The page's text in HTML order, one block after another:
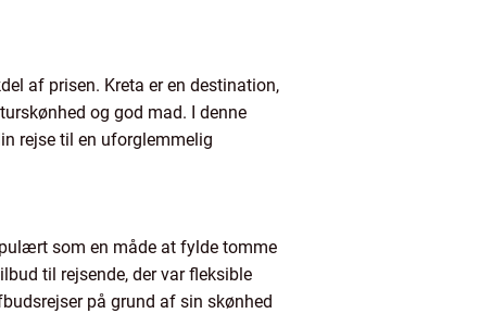
af prisen. Kreta er en destination,
og god mad. I denne
rejse til en uforglemmelig
som en måde at fylde tomme
til rejsende, der var fleksible
på grund af sin skønhed